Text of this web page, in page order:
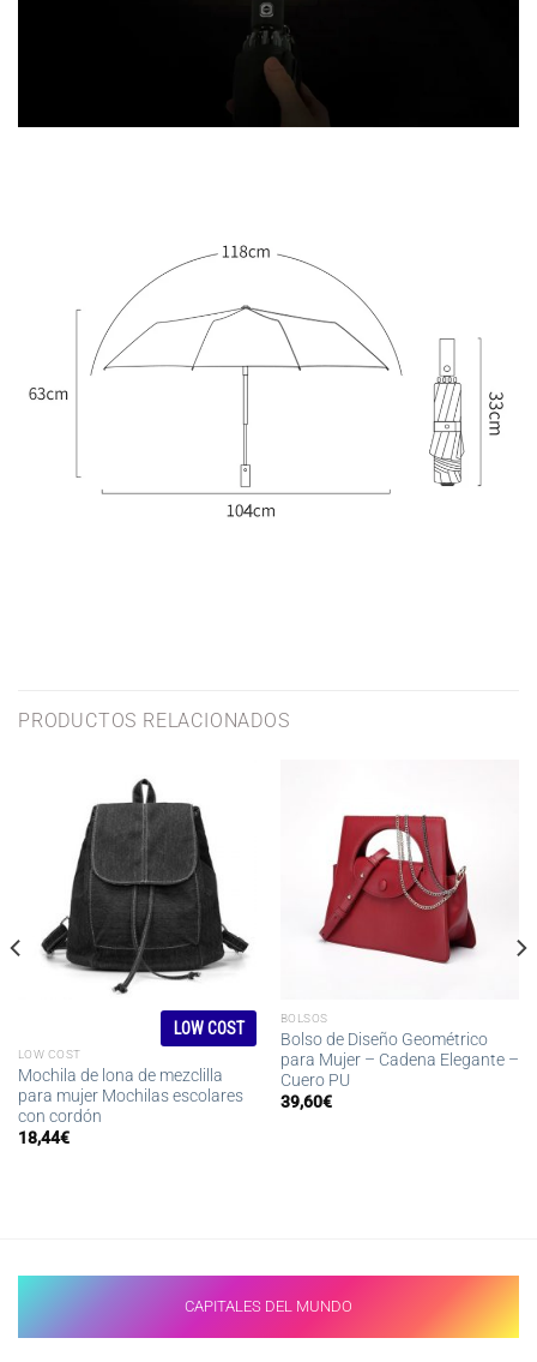
PRODUCTOS RELACIONADOS
LOW COST
LOW COST
Mochila de lona de mezclilla
para mujer Mochilas escolares
con cordón
18,44€
BOLSOS
Bolso de Diseño Geométrico
para Mujer – Cadena Elegante –
Cuero PU
39,60€
CAPITALES DEL MUNDO